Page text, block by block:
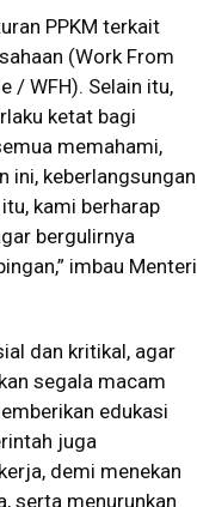
PPKM terkait
(Work From
/ WFH). Selain itu,
ketat bagi
memahami,
ini, keberlangsungan
kami berharap
bergulirnya
imbau Menteri
dan kritikal, agar
segala macam
edukasi
juga
demi menekan
serta menurunkan